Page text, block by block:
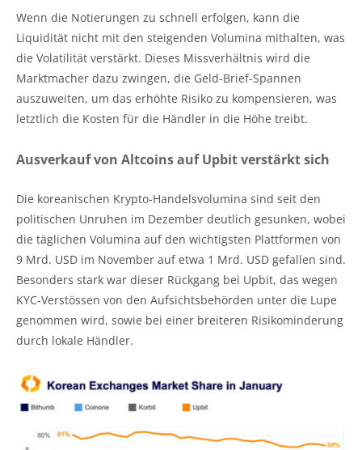
Wenn die Notierungen zu schnell erfolgen, kann die
Liquidität nicht mit den steigenden Volumina mithalten, was
die Volatilität verstärkt. Dieses Missverhältnis wird die
Marktmacher dazu zwingen, die Geld-Brief-Spannen
auszuweiten, um das erhöhte Risiko zu kompensieren, was
letztlich die Kosten für die Händler in die Höhe treibt.
Ausverkauf von Altcoins auf Upbit verstärkt sich
Die koreanischen Krypto-Handelsvolumina sind seit den
politischen Unruhen im Dezember deutlich gesunken, wobei
die täglichen Volumina auf den wichtigsten Plattformen von
9 Mrd. USD im November auf etwa 1 Mrd. USD gefallen sind.
Besonders stark war dieser Rückgang bei Upbit, das wegen
KYC-Verstössen von den Aufsichtsbehörden unter die Lupe
genommen wird, sowie bei einer breiteren Risikominderung
durch lokale Händler.